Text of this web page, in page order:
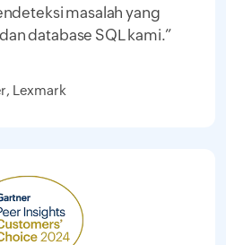
masalah yang
database SQL kami.”
Lexmark